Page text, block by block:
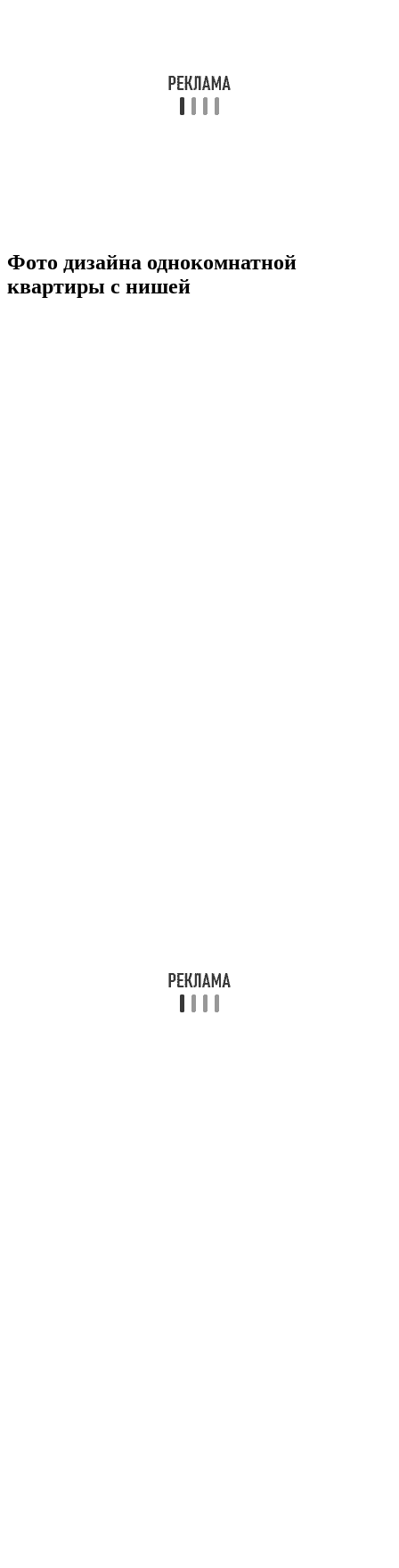
Фото дизайна однокомнатной
квартиры с нишей